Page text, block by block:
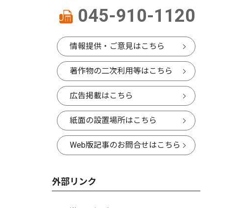
045-910-1120
情報提供・ご意見はこちら
著作物の二次利用等はこちら
広告掲載はこちら
紙面の設置場所はこちら
Web版記事のお問合せはこちら
外部リンク